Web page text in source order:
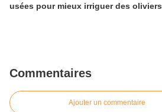
usées pour mieux irriguer des oliviers
Commentaires
Ajouter un commentaire